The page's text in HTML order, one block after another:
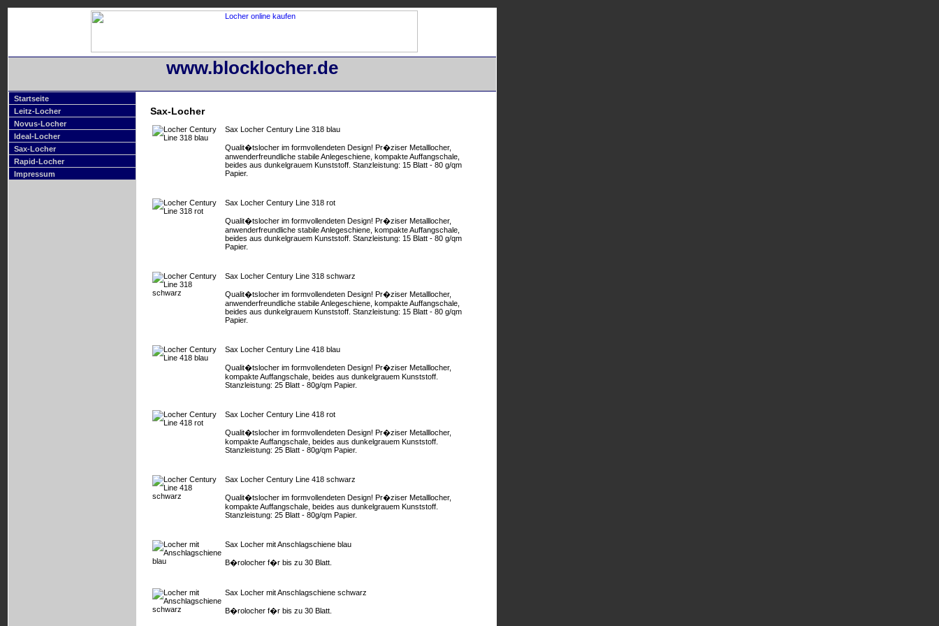
www.blocklocher.de
Startseite
Leitz-Locher
Novus-Locher
Ideal-Locher
Sax-Locher
Rapid-Locher
Impressum
Sax-Locher
Sax Locher Century Line 318 blau
Qualit�tslocher im formvollendeten Design! Pr�ziser Metalllocher,
anwenderfreundliche stabile Anlegeschiene, kompakte Auffangschale,
beides aus dunkelgrauem Kunststoff. Stanzleistung: 15 Blatt - 80 g/qm
Papier.
Sax Locher Century Line 318 rot
Qualit�tslocher im formvollendeten Design! Pr�ziser Metalllocher,
anwenderfreundliche stabile Anlegeschiene, kompakte Auffangschale,
beides aus dunkelgrauem Kunststoff. Stanzleistung: 15 Blatt - 80 g/qm
Papier.
Sax Locher Century Line 318 schwarz
Qualit�tslocher im formvollendeten Design! Pr�ziser Metalllocher,
anwenderfreundliche stabile Anlegeschiene, kompakte Auffangschale,
beides aus dunkelgrauem Kunststoff. Stanzleistung: 15 Blatt - 80 g/qm
Papier.
Sax Locher Century Line 418 blau
Qualit�tslocher im formvollendeten Design! Pr�ziser Metalllocher,
kompakte Auffangschale, beides aus dunkelgrauem Kunststoff.
Stanzleistung: 25 Blatt - 80g/qm Papier.
Sax Locher Century Line 418 rot
Qualit�tslocher im formvollendeten Design! Pr�ziser Metalllocher,
kompakte Auffangschale, beides aus dunkelgrauem Kunststoff.
Stanzleistung: 25 Blatt - 80g/qm Papier.
Sax Locher Century Line 418 schwarz
Qualit�tslocher im formvollendeten Design! Pr�ziser Metalllocher,
kompakte Auffangschale, beides aus dunkelgrauem Kunststoff.
Stanzleistung: 25 Blatt - 80g/qm Papier.
Sax Locher mit Anschlagschiene blau
B�rolocher f�r bis zu 30 Blatt.
Sax Locher mit Anschlagschiene schwarz
B�rolocher f�r bis zu 30 Blatt.